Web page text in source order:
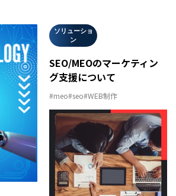
ソリューショ
ン
SEO/MEOのマーケティン
グ支援について
#meo#seo#WEB制作